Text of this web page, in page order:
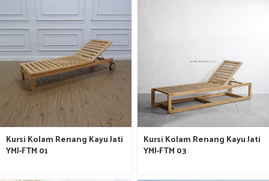
Kursi Kolam Renang Kayu Jati
YMJ-FTM 01
Kursi Kolam Renang Kayu Jati
YMJ-FTM 03